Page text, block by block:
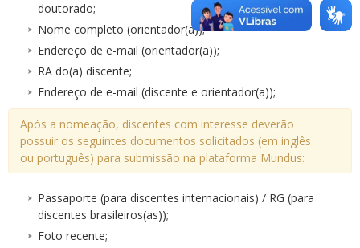
doutorado;
Nome completo (orientador(a));
Endereço de e-mail (orientador(a));
RA do(a) discente;
Endereço de e-mail (discente e orientador(a));
Após a nomeação, discentes com interesse deverão
possuir os seguintes documentos solicitados (em inglês
ou português) para submissão na plataforma Mundus:
Passaporte (para discentes internacionais) / RG (para
discentes brasileiros(as));
Foto recente;